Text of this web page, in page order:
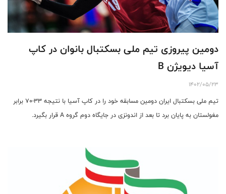
دومین پیروزی تیم ملی بسکتبال بانوان در کاپ
آسیا دیویژن B
1402/05/23
تیم ملی بسکتبال ایران دومین مسابقه خود را در کاپ آسیا با نتیجه ۳۳-۷۰ برابر
مغولستان به پایان برد تا بعد از اندونزی در جایگاه دوم گروه A قرار بگیرد.